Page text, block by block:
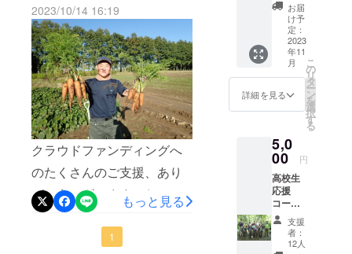
マイモは、土を軽く落とす
程度にとどめて発送してい
ます。みなさんのお手元に
お届けするまでの追熟の日
数も考えて、新鮮なままお
届けするために、ちょっと
一工夫です。ぜひ、美味し
く召し上がってください
ね！
ツマイモの苗、高校生の取
り組みに共感してくださっ
た近くの農家の方から提供
していただいたものです。
この農家の方ご自身も、高
校生と同じように外来種の
ウチダザリガニを駆除して
作った肥料を使ったサツマ
イモの栽培を今年から始め
てくださったそうです！ど
れくらいの面積で、どれく
2023/10/14 16:19
クラウドファンディングへ
のたくさんのご支援、あり
がとうございます！おかげ
さまで目標額に達すること
ができました（10/22まで引
もっと見る
1
のメッ
セージ
と報告
が届き
ます。
お届
け予
定：
2023
年11
月
詳細を見る
こ
の
リ
タ
ー
ン
を
選
択
す
る
5,0
00 円
高校生
応援
コース
＊高校
生から
お礼の
支援
者：
12人